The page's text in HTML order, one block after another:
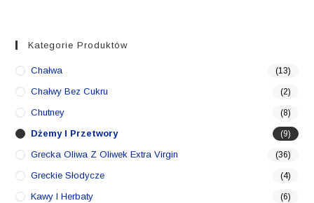
Kategorie Produktów
Chałwa (13)
Chałwy Bez Cukru (2)
Chutney (8)
Dżemy I Przetwory (9)
Grecka Oliwa Z Oliwek Extra Virgin (36)
Greckie Słodycze (4)
Kawy I Herbaty (6)